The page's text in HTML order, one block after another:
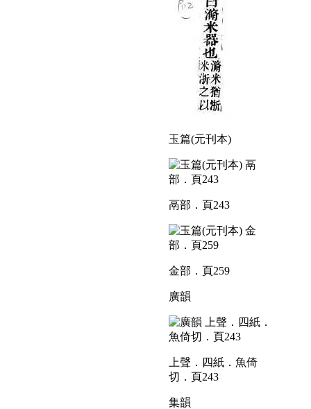
玉篇(元刊本)
鬲部．頁243
金部．頁259
廣韻
上聲．四紙．魚倚
切．頁243
集韻